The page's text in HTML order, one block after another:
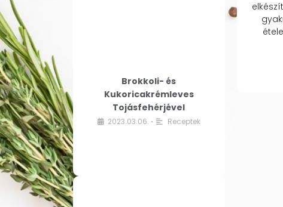
Brokkoli- és
Kukoricakrémleves
Tojásfehérjével
2023.03.06. • Receptek